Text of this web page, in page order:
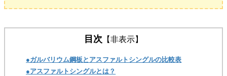
目次 【非表示】
●ガルバリウム鋼板とアスファルトシングルの比較表
●アスファルトシングルとは？